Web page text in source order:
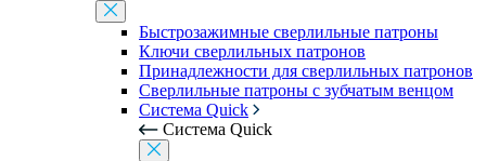
Быстрозажимные сверлильные патроны
Ключи сверлильных патронов
Принадлежности для сверлильных патронов
Сверлильные патроны с зубчатым венцом
Система Quick
Система Quick